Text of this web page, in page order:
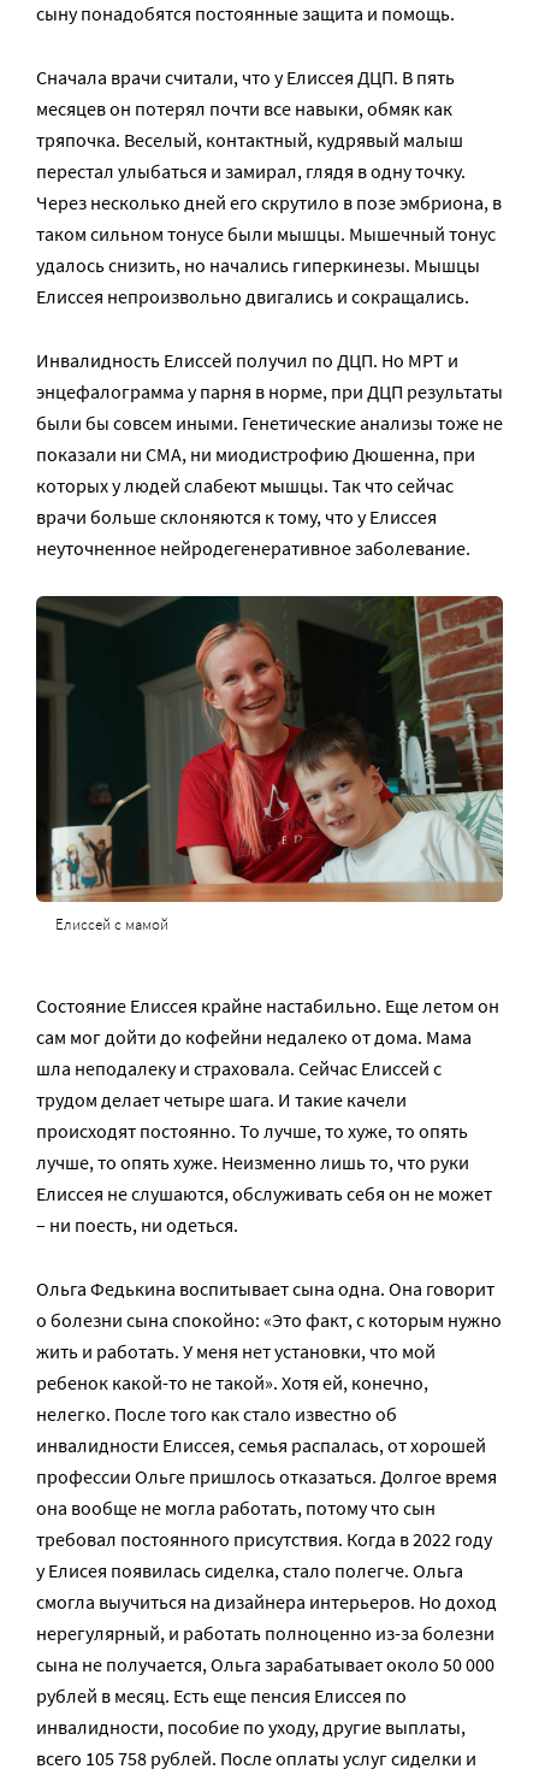
сыну понадобятся постоянные защита и помощь.
Сначала врачи считали, что у Елиссея ДЦП. В пять
месяцев он потерял почти все навыки, обмяк как
тряпочка. Веселый, контактный, кудрявый малыш
перестал улыбаться и замирал, глядя в одну точку.
Через несколько дней его скрутило в позе эмбриона, в
таком сильном тонусе были мышцы. Мышечный тонус
удалось снизить, но начались гиперкинезы. Мышцы
Елиссея непроизвольно двигались и сокращались.
Инвалидность Елиссей получил по ДЦП. Но МРТ и
энцефалограмма у парня в норме, при ДЦП результаты
были бы совсем иными. Генетические анализы тоже не
показали ни СМА, ни миодистрофию Дюшенна, при
которых у людей слабеют мышцы. Так что сейчас
врачи больше склоняются к тому, что у Елиссея
неуточненное нейродегенеративное заболевание.
Елиссей с мамой
Состояние Елиссея крайне настабильно. Еще летом он
сам мог дойти до кофейни недалеко от дома. Мама
шла неподалеку и страховала. Сейчас Елиссей с
трудом делает четыре шага. И такие качели
происходят постоянно. То лучше, то хуже, то опять
лучше, то опять хуже. Неизменно лишь то, что руки
Елиссея не слушаются, обслуживать себя он не может
– ни поесть, ни одеться.
Ольга Федькина воспитывает сына одна. Она говорит
о болезни сына спокойно: «Это факт, с которым нужно
жить и работать. У меня нет установки, что мой
ребенок какой-то не такой». Хотя ей, конечно,
нелегко. После того как стало известно об
инвалидности Елиссея, семья распалась, от хорошей
профессии Ольге пришлось отказаться. Долгое время
она вообще не могла работать, потому что сын
требовал постоянного присутствия. Когда в 2022 году
у Елисея появилась сиделка, стало полегче. Ольга
смогла выучиться на дизайнера интерьеров. Но доход
нерегулярный, и работать полноценно из-за болезни
сына не получается, Ольга зарабатывает около 50 000
рублей в месяц. Есть еще пенсия Елиссея по
инвалидности, пособие по уходу, другие выплаты,
всего 105 758 рублей. После оплаты услуг сиделки и